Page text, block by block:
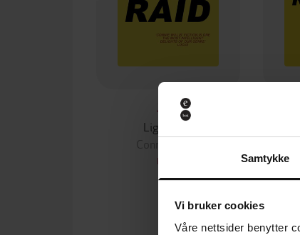
Samtykke
Vi bruker cookies
Våre nettsider benytter
35,-
Light Raid
Connie Willis
EBOK